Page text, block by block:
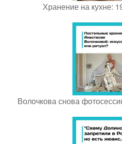
Хранение на кухне:
Волочкова снова